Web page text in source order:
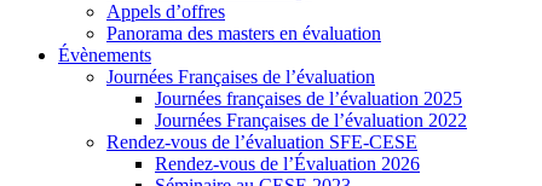
Appels d’offres
Panorama des masters en évaluation
Évènements
Journées Françaises de l’évaluation
Journées françaises de l’évaluation 2025
Journées Françaises de l’évaluation 2022
Rendez-vous de l’évaluation SFE-CESE
Rendez-vous de l’Évaluation 2026